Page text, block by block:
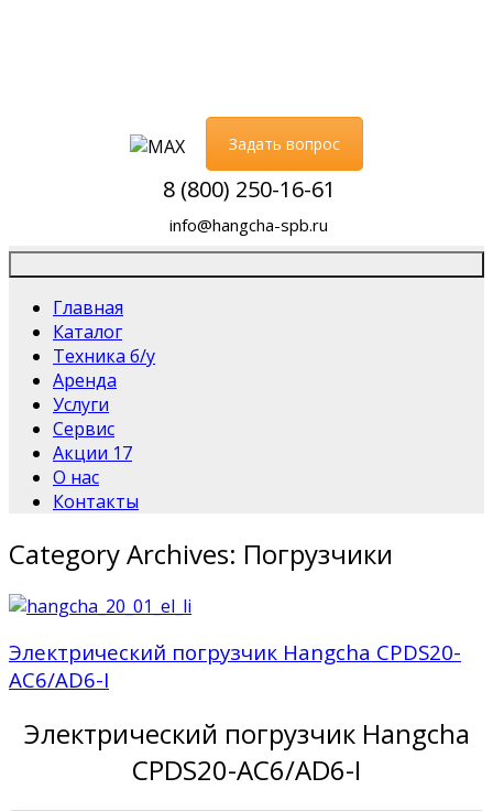
Задать вопрос
8 (800) 250-16-61
info@hangcha-spb.ru
Главная
Каталог
Техника б/у
Аренда
Услуги
Сервис
Акции 17
О нас
Контакты
Category Archives: Погрузчики
Электрический погрузчик Hangcha CPDS20-
AC6/AD6-I
Электрический погрузчик Hangcha
CPDS20-AC6/AD6-I